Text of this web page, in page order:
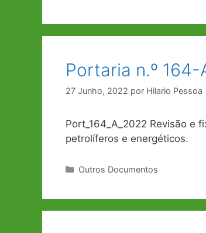
Portaria n.º
27 Junho, 2022 por Hilario Pessoa
Port_164_A_2022 Revisão e
petrolíferos e energéticos.
Categorias
Outros Documentos